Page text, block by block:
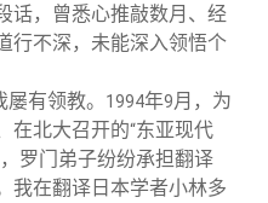
话，曾悉心推敲数月、经
行不深，未能深入领悟个
有领教。
1994年9月，为
在北大召开的“东亚现代
，罗门弟子纷纷承担翻译
我在翻译日本学者小林多